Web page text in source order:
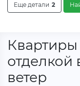
Еще детали 2
ветер